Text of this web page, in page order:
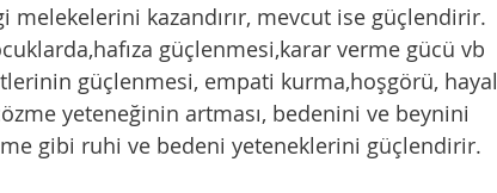
melekelerini kazandırır, mevcut ise güçlendirir.
güçlenmesi,karar verme gücü vb
güçlenmesi, empati kurma,hoşgörü, hayal
yeteneğinin artması, bedenini ve beynini
gibi ruhi ve bedeni yeteneklerini güçlendirir.